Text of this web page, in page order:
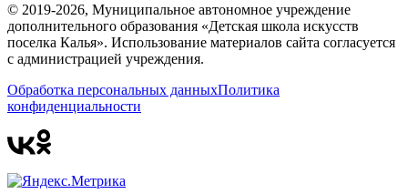
© 2019-2026, Муниципальное автономное учреждение
дополнительного образования «Детская школа искусств
поселка Калья». Использование материалов сайта согласуется
с администрацией учреждения.
Обработка персональных данныхПолитика
конфиденциальности